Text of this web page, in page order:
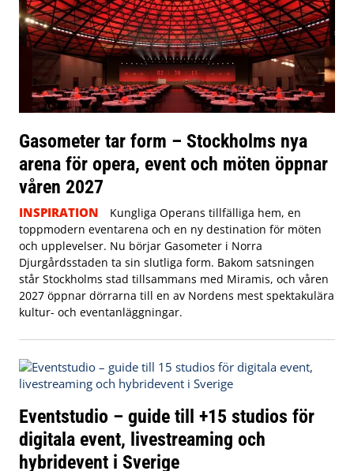
Gasometer tar form – Stockholms nya
arena för opera, event och möten öppnar
våren 2027
INSPIRATION
Kungliga Operans tillfälliga hem, en
toppmodern eventarena och en ny destination för möten
och upplevelser. Nu börjar Gasometer i Norra
Djurgårdsstaden ta sin slutliga form. Bakom satsningen
står Stockholms stad tillsammans med Miramis, och våren
2027 öppnar dörrarna till en av Nordens mest spektakulära
kultur- och eventanläggningar.
Eventstudio – guide till +15 studios för
digitala event, livestreaming och
hybridevent i Sverige